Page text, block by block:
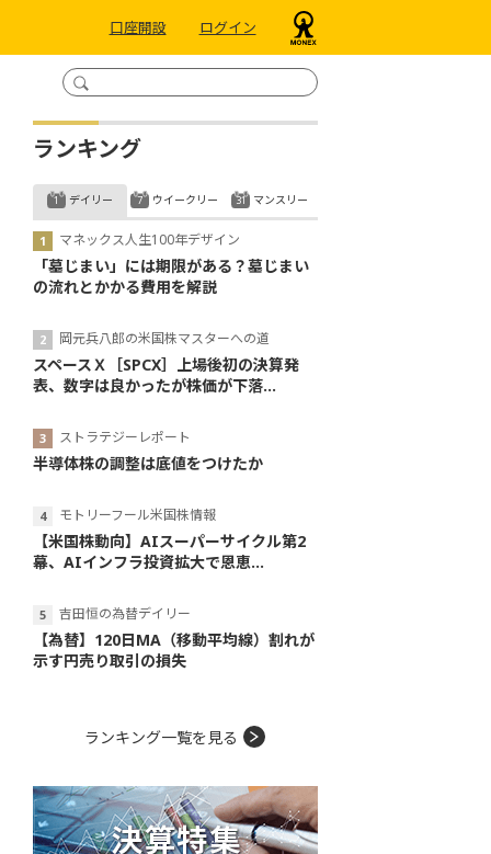
口座開設 ログイン
ランキング
デイリー
マネックス人生100年デザイン
「墓じまい」には期限がある？墓じまい
の流れとかかる費用を解説
岡元兵八郎の米国株マスターへの道
スペースＸ［SPCX］上場後初の決算発
表、数字は良かったが株価が下落...
ストラテジーレポート
半導体株の調整は底値をつけたか
モトリーフール米国株情報
【米国株動向】AIスーパーサイクル第2
幕、AIインフラ投資拡大で恩恵...
吉田恒の為替デイリー
【為替】120日MA（移動平均線）割れが
示す円売り取引の損失
ウイークリー マンスリー
ランキング一覧を見る